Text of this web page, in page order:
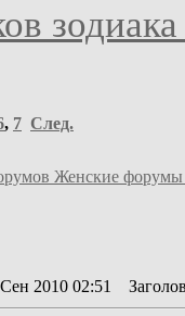
, 7 След.
Женские форумы
2010 02:51